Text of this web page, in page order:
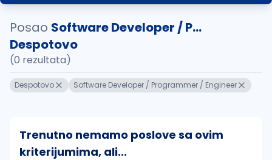
Posao Software Developer / P...
Despotovo
(0 rezultata)
Despotovo Software Developer / Programmer / Engineer
Trenutno nemamo poslove sa ovim
kriterijumima, ali...